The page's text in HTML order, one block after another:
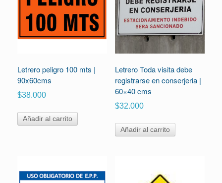
Letrero peligro 100 mts |
90x60cms
$38.000
Añadir al carrito
Letrero Toda visita debe
registrarse en conserjeria |
60×40 cms
$32.000
Añadir al carrito